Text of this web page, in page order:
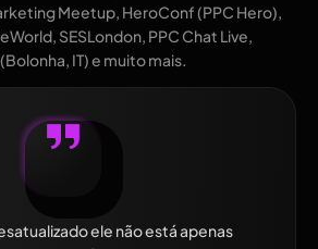
Meetup, HeroConf (PPC Hero),
SESLondon, PPC Chat Live,
IT) e muito mais.
ele não está apenas